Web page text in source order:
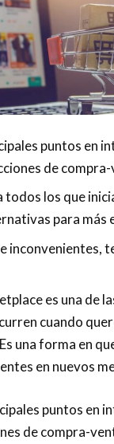
puntos en
de
los que
para más
inconvenientes,
es una de
cuando
una forma en
en nuevos
puntos en
de compra-